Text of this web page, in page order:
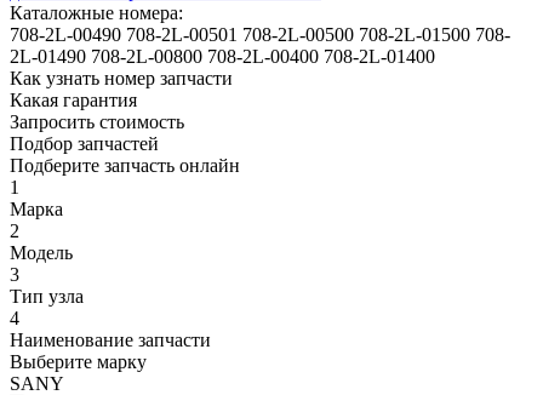
Каталожные номера:
708-2L-00490 708-2L-00501 708-2L-00500 708-2L-01500 708-
2L-01490 708-2L-00800 708-2L-00400 708-2L-01400
Как узнать номер запчасти
Какая гарантия
Запросить стоимость
Подбор запчастей
Подберите запчасть онлайн
1
Марка
2
Модель
3
Тип узла
4
Наименование запчасти
Выберите марку
SANY